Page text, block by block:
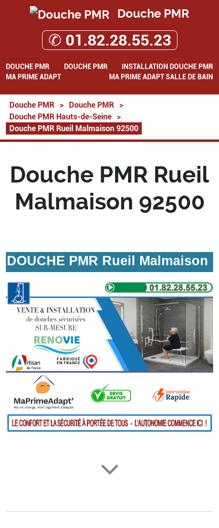
Douche PMR
✆ 01.82.28.55.23
DOUCHE PMR DOUCHE PMR
INSTALLATION DOUCHE PMR
MA PRIME ADAPT
MA PRIME ADAPT SALLE DE BAIN
Douche PMR > Douche PMR
>
Douche PMR Hauts-de-Seine
>
Douche PMR Rueil Malmaison 92500
Douche PMR Rueil
Malmaison 92500
DOUCHE PMR Rueil Malmaison